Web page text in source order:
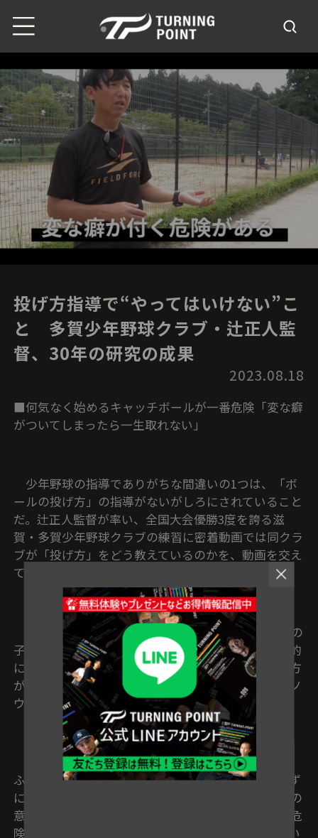
投げ方指導で“やってはいけない”こ
と 多賀少年野球クラブ・辻正人監
督、30年の研究の成果
2023.08.18
■何気なく始めるキャッチボールが一番危険「変な癖
がついてしまったら一生取れない」
少年野球の指導でありがちな間違いの1つは、「ボ
ールの投げ方」の指導がないがしろにされていること
だ。辻正人監督が率い、全国大会優勝3度を誇る滋
賀・多賀少年野球クラブの練習に密着動画では同クラ
ブが「投げ方」をどう教えているのかを、動画を交え
て紹介。一番最初の教えが肝心だ。
多賀少年野球クラブでは未就学児や小学校低学年の
子どもに、ボールの投げ方をことさら丁寧に、徹底的
に教える。「どうすれば一番簡単に、きれいな投げ方
ができるか」を長年研究し、試行錯誤を重ねてきたノ
ウハウが生かされている。
辻監督は「みなさんは、ここの部分をアバウトに、
ふわっとやってしまいがちです。投げ方の練習をせず
に、とりあえずキャッチボールをしようか、くらいの
意識でスタートしてしまう」と指摘。「それが一番危
険です。変な癖がついてしまったら、一生、取れない